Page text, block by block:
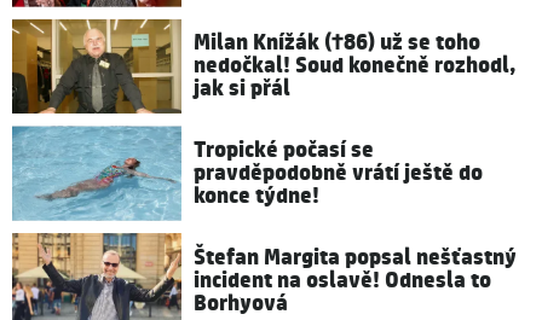
Milan Knížák (†86) už se toho
nedočkal! Soud konečně rozhodl,
jak si přál
Tropické počasí se
pravděpodobně vrátí ještě do
konce týdne!
Štefan Margita popsal nešťastný
incident na oslavě! Odnesla to
Borhyová